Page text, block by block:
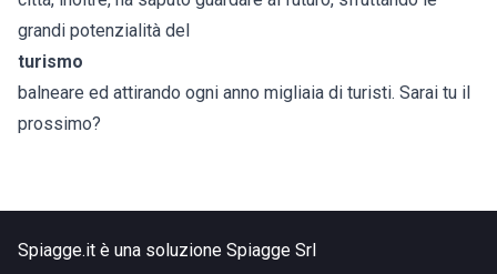
grandi potenzialità del
turismo
balneare ed attirando ogni anno migliaia di turisti. Sarai tu il
prossimo?
Spiagge.it è una soluzione Spiagge Srl